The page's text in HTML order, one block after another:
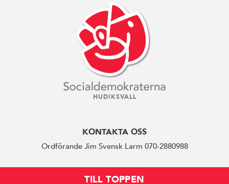
HUDIKSVALL
KONTAKTA OSS
Ordförande Jim Svensk Larm 070-2880988
TILL TOPPEN